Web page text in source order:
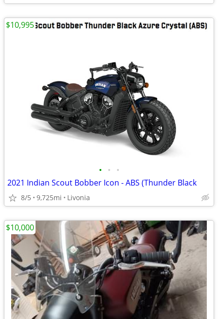
• • •
2021 Indian Scout Bobber Icon - ABS (Thunder Black
8/5 9,725mi Livonia
$10,995
$10,000